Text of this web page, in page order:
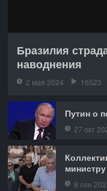
Бразилия
наводнения
2 мая 2024 16523
Путин о
27 окт
8 сен